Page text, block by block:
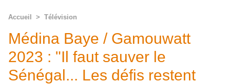
Accueil > Télévision
Médina Baye / Gamouwatt
2023 : "Il faut sauver le
Sénégal... Les défis restent